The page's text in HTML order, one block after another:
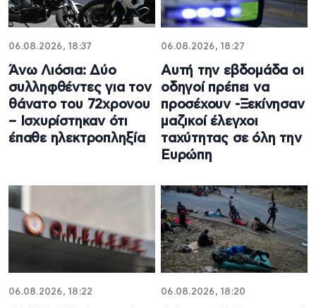
06.08.2026, 18:37
Άνω Λιόσια: Δύο
συλληφθέντες για τον
θάνατο του 72χρονου
– Ισχυρίστηκαν ότι
έπαθε ηλεκτροπληξία
06.08.2026, 18:27
Αυτή την εβδομάδα οι
οδηγοί πρέπει να
προσέχουν -Ξεκίνησαν
μαζικοί έλεγχοι
ταχύτητας σε όλη την
Ευρώπη
06.08.2026, 18:22 06.08.2026, 18:20